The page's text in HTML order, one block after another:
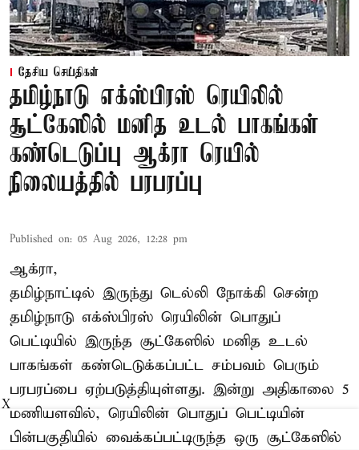
தேசிய செய்திகள்
தமிழ்நாடு எக்ஸ்பிரஸ் ரெயிலில்
சூட்கேஸில் மனித உடல் பாகங்கள்
கண்டெடுப்பு ஆக்ரா ரெயில்
நிலையத்தில் பரபரப்பு
Published on: 05 Aug 2026, 12:28 pm
ஆக்ரா,
தமிழ்நாட்டில் இருந்து டெல்லி நோக்கி சென்ற
தமிழ்நாடு எக்ஸ்பிரஸ் ரெயிலின் பொதுப்
பெட்டியில் இருந்த சூட்கேஸில் மனித உடல்
பாகங்கள் கண்டெடுக்கப்பட்ட சம்பவம் பெரும்
பரபரப்பை ஏற்படுத்தியுள்ளது. இன்று அதிகாலை 5
மணியளவில், ரெயிலின் பொதுப் பெட்டியின்
பின்பகுதியில் வைக்கப்பட்டிருந்த ஒரு சூட்கேஸில்
X